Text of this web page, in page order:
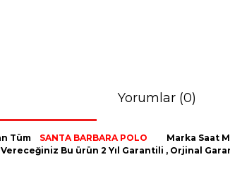
Yorumlar (0)
Tüm SANTA BARBARA POLO Marka Saat
Vereceğiniz Bu ürün 2 Yıl Garantili , Orjinal